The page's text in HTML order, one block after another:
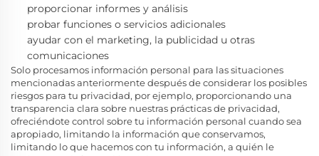
proporcionar informes y análisis
probar funciones o servicios adicionales
ayudar con el marketing, la publicidad u otras
comunicaciones
Solo procesamos información personal para las situaciones
mencionadas anteriormente después de considerar los posibles
riesgos para tu privacidad, por ejemplo, proporcionando una
transparencia clara sobre nuestras prácticas de privacidad,
ofreciéndote control sobre tu información personal cuando sea
apropiado, limitando la información que conservamos,
limitando lo que hacemos con tu información, a quién le